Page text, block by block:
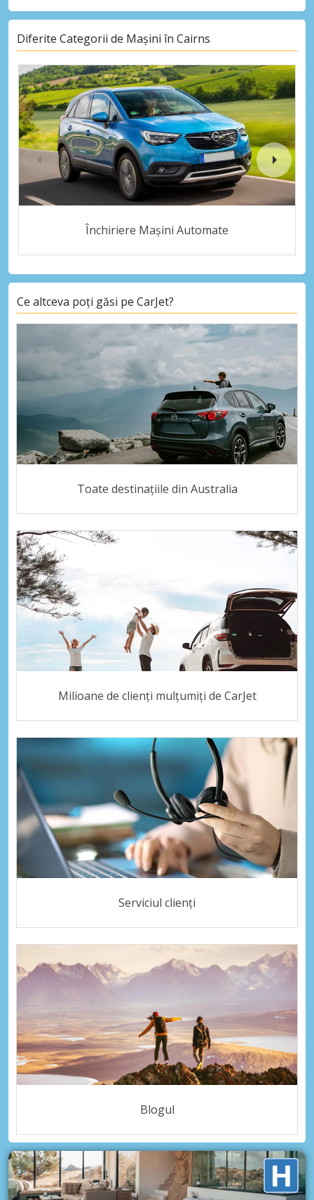
Diferite Categorii de Mașini în Cairns
Închiriere Mașini Automate
Ce altceva poți găsi pe CarJet?
Toate destinațiile din Australia
Milioane de clienți mulțumiți de CarJet
Serviciul clienți
Blogul